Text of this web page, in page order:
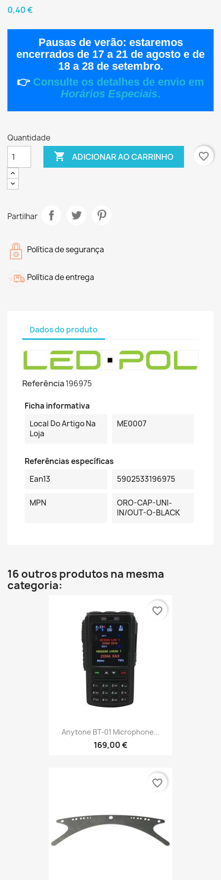
0,40 €
Pausas de verão: estaremos
encerrados de 17 a 21 de agosto e de
18 a 28 de setembro.
👉 Consulte os detalhes de envio em
Horários Especiais.
Quantidade
 ADICIONAR AO CARRINHO favorite_border
Partilhar
Política de segurança
Política de entrega
Dados do produto
Referência196975
Ficha informativa
Local Do Artigo Na
Loja
ME0007
Referências específicas
Ean13
5902533196975
MPN
ORO-CAP-UNI-
IN/OUT-O-BLACK
16 outros produtos na mesma
categoria:
Anytone BT-01 Microphone...
169,00 €
favorite_border
favorite_border